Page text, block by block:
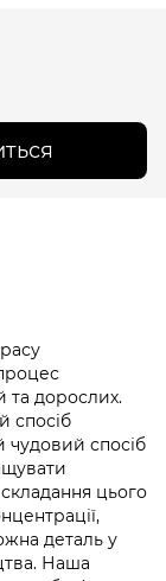
та дорослих.
спосіб
чудовий спосіб
цього
деталь у
Наша